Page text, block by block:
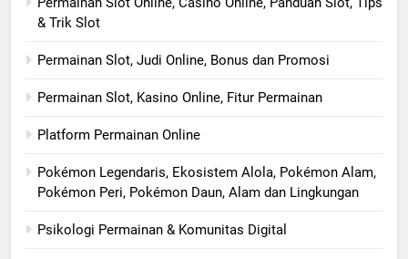
& Trik Slot
Permainan Slot, Judi Online, Bonus dan Promosi
Permainan Slot, Kasino Online, Fitur Permainan
Platform Permainan Online
Pokémon Legendaris, Ekosistem Alola, Pokémon Alam,
Pokémon Peri, Pokémon Daun, Alam dan Lingkungan
Psikologi Permainan & Komunitas Digital